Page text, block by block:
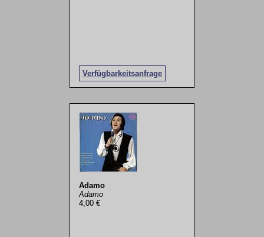
Verfügbarkeitsanfrage
Adamo
Adamo
4,00 €